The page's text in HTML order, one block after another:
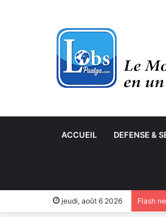
ACCUEIL DEFENSE &
jeudi, août 6 2026 Flash